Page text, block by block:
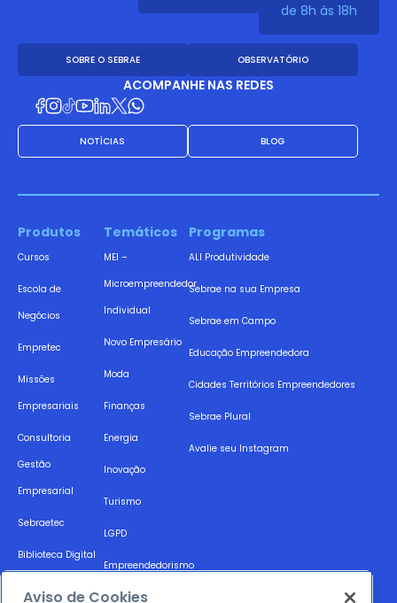
de 8h às 18h
SOBRE O SEBRAE OBSERVATÓRIO
ACOMPANHE NAS REDES
NOTÍCIAS BLOG
Programas
ALI Produtividade
Sebrae na sua Empresa
Sebrae em Campo
Educação Empreendedora
Cidades Territórios Empreendedores
Sebrae Plural
Avalie seu Instagram
Produtos
Cursos
Escola de
Negócios
Empretec
Missões
Empresariais
Consultoria
Gestão
Empresarial
Sebraetec
Biblioteca Digital
Temáticos
MEI –
Microempreendedor
Individual
Novo Empresário
Moda
Finanças
Energia
Inovação
Turismo
LGPD
Empreendedorismo
Feminino
Aviso de Cookies